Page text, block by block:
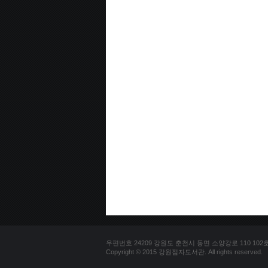
우편번호 24209 강원도 춘천시 동면 소양강로 110 102
Copyright © 2015 강원점자도서관. All rights reserved.